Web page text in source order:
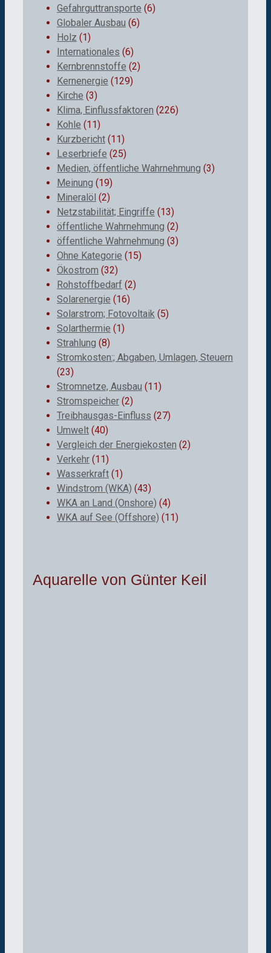
Gefahrguttransporte (6)
Globaler Ausbau (6)
Holz (1)
Internationales (6)
Kernbrennstoffe (2)
Kernenergie (129)
Kirche (3)
Klima, Einflussfaktoren (226)
Kohle (11)
Kurzbericht (11)
Leserbriefe (25)
Medien, öffentliche Wahrnehmung (3)
Meinung (19)
Mineralöl (2)
Netzstabilität; Eingriffe (13)
öffentliche Wahrnehmung (2)
öffentliche Wahrnehmung (3)
Ohne Kategorie (15)
Ökostrom (32)
Rohstoffbedarf (2)
Solarenergie (16)
Solarstrom; Fotovoltaik (5)
Solarthermie (1)
Strahlung (8)
Stromkosten:; Abgaben, Umlagen, Steuern
(23)
Stromnetze, Ausbau (11)
Stromspeicher (2)
Treibhausgas-Einfluss (27)
Umwelt (40)
Vergleich der Energiekosten (2)
Verkehr (11)
Wasserkraft (1)
Windstrom (WKA) (43)
WKA an Land (Onshore) (4)
WKA auf See (Offshore) (11)
Aquarelle von Günter Keil